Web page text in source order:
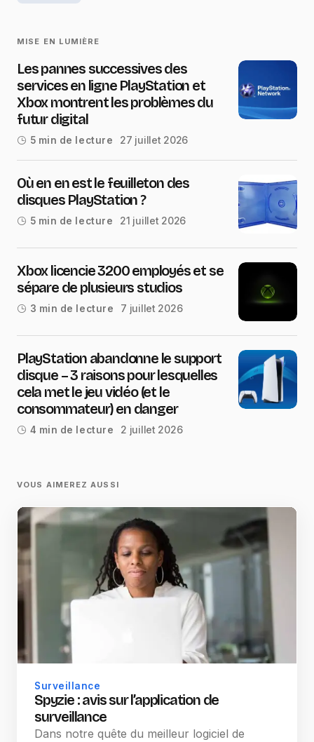
MISE EN LUMIÈRE
Les pannes successives des
services en ligne PlayStation et
Xbox montrent les problèmes du
futur digital
5 min de lecture 27 juillet 2026
Où en en est le feuilleton des
disques PlayStation ?
5 min de lecture 21 juillet 2026
Xbox licencie 3200 employés et se
sépare de plusieurs studios
3 min de lecture 7 juillet 2026
PlayStation abandonne le support
disque – 3 raisons pour lesquelles
cela met le jeu vidéo (et le
consommateur) en danger
4 min de lecture 2 juillet 2026
VOUS AIMEREZ AUSSI
Surveillance
Spyzie : avis sur l’application de
surveillance
Dans notre quête du meilleur logiciel de